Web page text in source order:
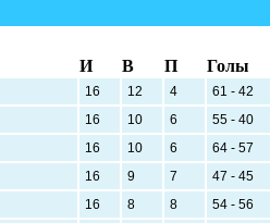
И В П Голы
16 12 4
61 - 42
16 10 6
55 - 40
16 10 6
64 - 57
16 9 7
47 - 45
16 8 8
54 - 56